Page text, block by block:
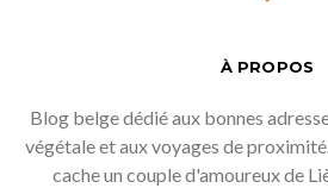
À PROPOS
Blog belge dédié aux bonnes
végétale et aux voyages de
cache un couple d'amoureux de